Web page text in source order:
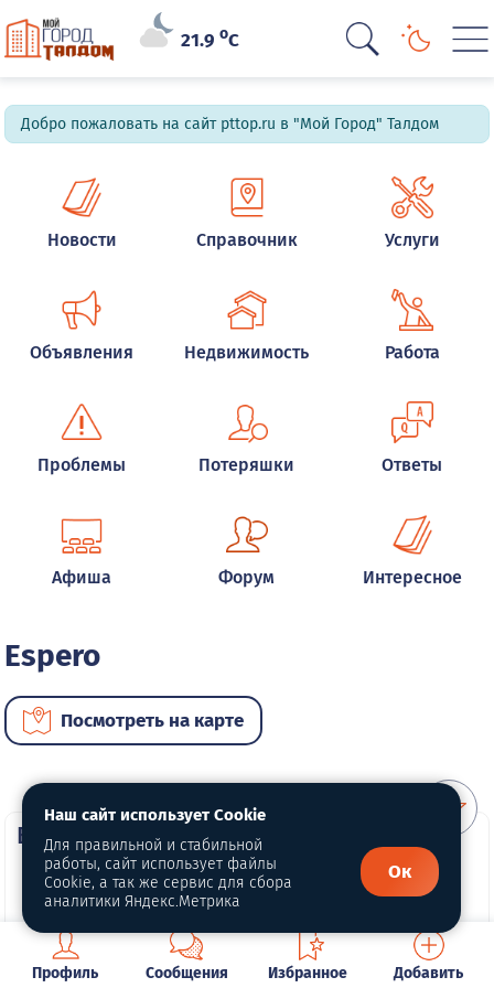
21.9oC
Добро пожаловать на сайт pttop.ru в "Мой Город" Талдом
Новости Справочник Услуги
Объявления Недвижимость Работа
Проблемы Потеряшки Ответы
Афиша Форум Интересное
Espero
Посмотреть на карте
ВИП автомобили
Профиль Сообщения Избранное Добавить
Наш сайт использует Cookie
Для правильной и стабильной
работы, сайт использует файлы
Cookie, а так же сервис для сбора
аналитики Яндекс.Метрика
Ок